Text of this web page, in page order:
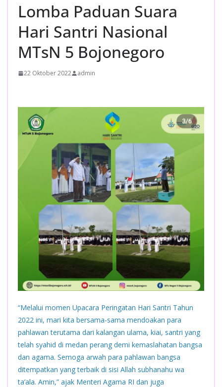
Lomba Paduan Suara
Hari Santri Nasional
MTsN 5 Bojonegoro
22 Oktober 2022 admin
“Melalui momen Upacara Peringatan Hari Santri Tahun
2022 ini, mari kita bersama-sama mendoakan para
pahlawan terutama dari kalangan ulama, kiai, santri yang
telah syahid di medan perang demi kemaslahatan bangsa
dan agama. Semoga arwah para pahlawan bangsa
ditempatkan yang terbaik di sisi Allah subhanahu wa
ta’ala. Amin,” ajak Menteri Agama RI dan juga